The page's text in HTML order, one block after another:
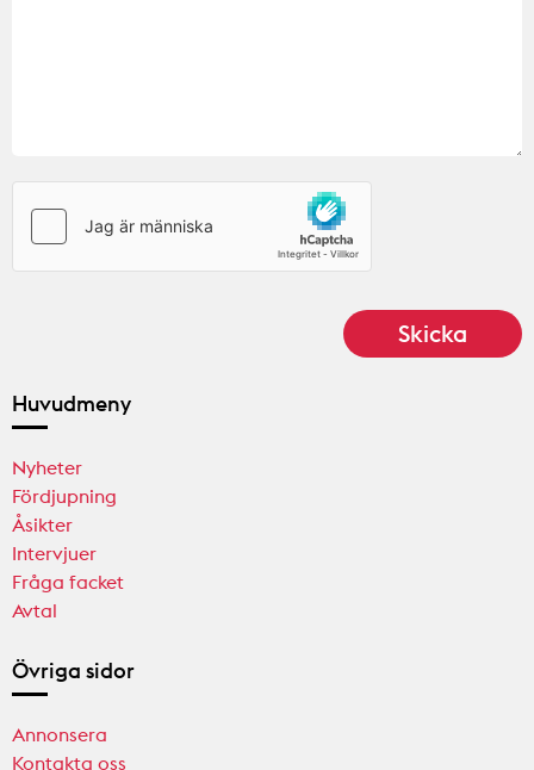
Huvudmeny
Nyheter
Fördjupning
Åsikter
Intervjuer
Fråga facket
Avtal
Övriga sidor
Annonsera
Kontakta oss